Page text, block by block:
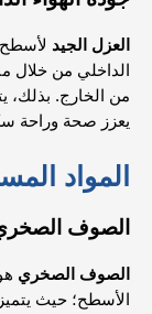
العزل الجيد
الداخلي من خلال
من الخارج. بذلك،
يعزز صحة وراحة
المواد
الصوف
الصوف الصخري
الأسطح؛ حيث